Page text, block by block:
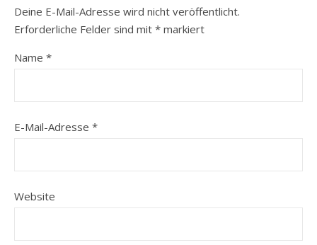
Deine E-Mail-Adresse wird nicht veröffentlicht.
Erforderliche Felder sind mit * markiert
Name *
E-Mail-Adresse *
Website